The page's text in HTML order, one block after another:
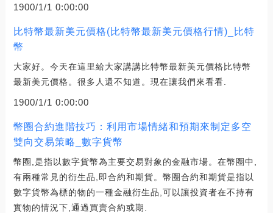
1900/1/1 0:00:00
比特幣最新美元價格(比特幣最新美元價格行情)_比特
幣
大家好。今天在這里給大家講講比特幣最新美元價格比特幣
最新美元價格。很多人還不知道。現在讓我們來看看.
1900/1/1 0:00:00
幣圈合約進階技巧：利用市場情緒和預期來制定多空
雙向交易策略_數字貨幣
幣圈,是指以數字貨幣為主要交易對象的金融市場。在幣圈中,
有兩種常見的衍生品,即合約和期貨。幣圈合約和期貨是指以
數字貨幣為標的物的一種金融衍生品,可以讓投資者在不持有
實物的情況下,通過買賣合約或期.